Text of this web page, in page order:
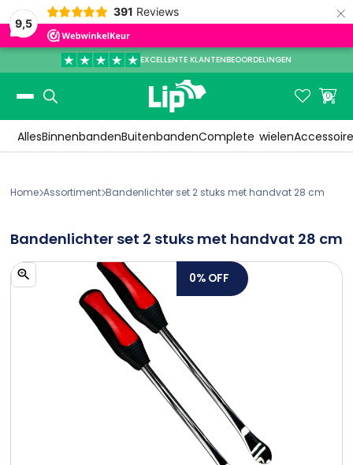
9,5
391 Reviews ×
EXCELLENTE KLANTENBEOORDELINGEN
Slide 3 of 3.
 
0
AllesBinnenbandenBuitenbandenComplete wielen
HomeAssortimentBandenlichter set 2 stuks met handvat 28 cm
Bandenlichter set 2 stuks met handvat 28 cm
0% OFF